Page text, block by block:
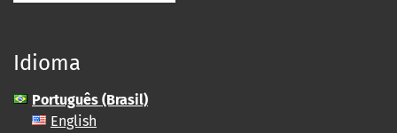
Idioma
Português (Brasil)
English